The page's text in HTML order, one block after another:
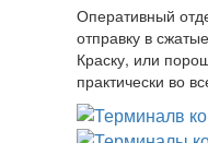
Оперативный
отправку в
Краску, или
практически во